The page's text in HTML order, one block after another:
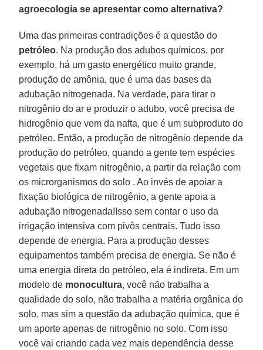
agroecologia se apresentar como alternativa?
Uma das primeiras contradições é a questão do
petróleo. Na produção dos adubos químicos, por
exemplo, há um gasto energético muito grande,
produção de amônia, que é uma das bases da
adubação nitrogenada. Na verdade, para tirar o
nitrogênio do ar e produzir o adubo, você precisa de
hidrogênio que vem da nafta, que é um subproduto do
petróleo. Então, a produção de nitrogênio depende da
produção do petróleo, quando a gente tem espécies
vegetais que fixam nitrogênio, a partir da relação com
os microrganismos do solo . Ao invés de apoiar a
fixação biológica de nitrogênio, a gente apoia a
adubação nitrogenada!Isso sem contar o uso da
irrigação intensiva com pivôs centrais. Tudo isso
depende de energia. Para a produção desses
equipamentos também precisa de energia. Se não é
uma energia direta do petróleo, ela é indireta. Em um
modelo de monocultura, você não trabalha a
qualidade do solo, não trabalha a matéria orgânica do
solo, mas sim a questão da adubação química, que é
um aporte apenas de nitrogênio no solo. Com isso
você vai criando cada vez mais dependência desse